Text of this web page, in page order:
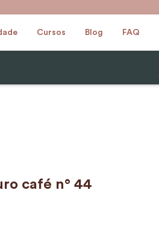
Cursos Blog FAQ
café n° 44